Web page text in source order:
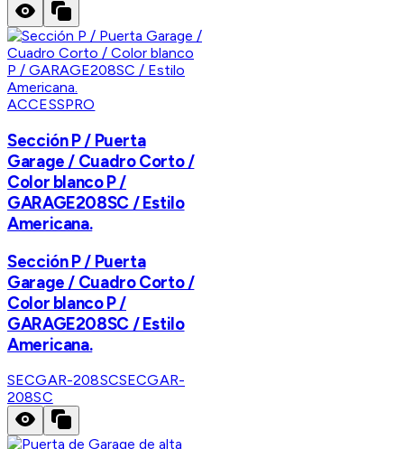
ACCESSPRO
Sección P / Puerta
Garage / Cuadro Corto /
Color blanco P /
GARAGE208SC / Estilo
Americana.
Sección P / Puerta
Garage / Cuadro Corto /
Color blanco P /
GARAGE208SC / Estilo
Americana.
SECGAR-208SCSECGAR-
208SC